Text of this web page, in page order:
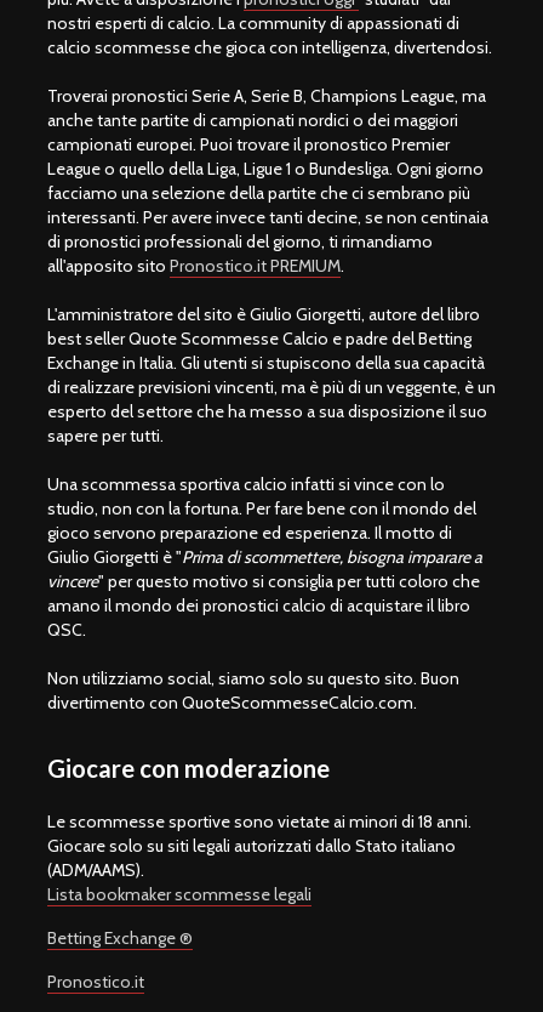
nostri esperti di calcio. La community di appassionati di
calcio scommesse che gioca con intelligenza, divertendosi.
Troverai pronostici Serie A, Serie B, Champions League, ma
anche tante partite di campionati nordici o dei maggiori
campionati europei. Puoi trovare il pronostico Premier
League o quello della Liga, Ligue 1 o Bundesliga. Ogni giorno
facciamo una selezione della partite che ci sembrano più
interessanti. Per avere invece tanti decine, se non centinaia
di pronostici professionali del giorno, ti rimandiamo
all'apposito sito Pronostico.it PREMIUM.
L'amministratore del sito è Giulio Giorgetti, autore del libro
best seller Quote Scommesse Calcio e padre del Betting
Exchange in Italia. Gli utenti si stupiscono della sua capacità
di realizzare previsioni vincenti, ma è più di un veggente, è un
esperto del settore che ha messo a sua disposizione il suo
sapere per tutti.
Una scommessa sportiva calcio infatti si vince con lo
studio, non con la fortuna. Per fare bene con il mondo del
gioco servono preparazione ed esperienza. Il motto di
Giulio Giorgetti è "Prima di scommettere, bisogna imparare a
vincere" per questo motivo si consiglia per tutti coloro che
amano il mondo dei pronostici calcio di acquistare il libro
QSC.
Non utilizziamo social, siamo solo su questo sito. Buon
divertimento con QuoteScommesseCalcio.com.
Giocare con moderazione
Le scommesse sportive sono vietate ai minori di 18 anni.
Giocare solo su siti legali autorizzati dallo Stato italiano
(ADM/AAMS).
Lista bookmaker scommesse legali
Betting Exchange ®
Pronostico.it